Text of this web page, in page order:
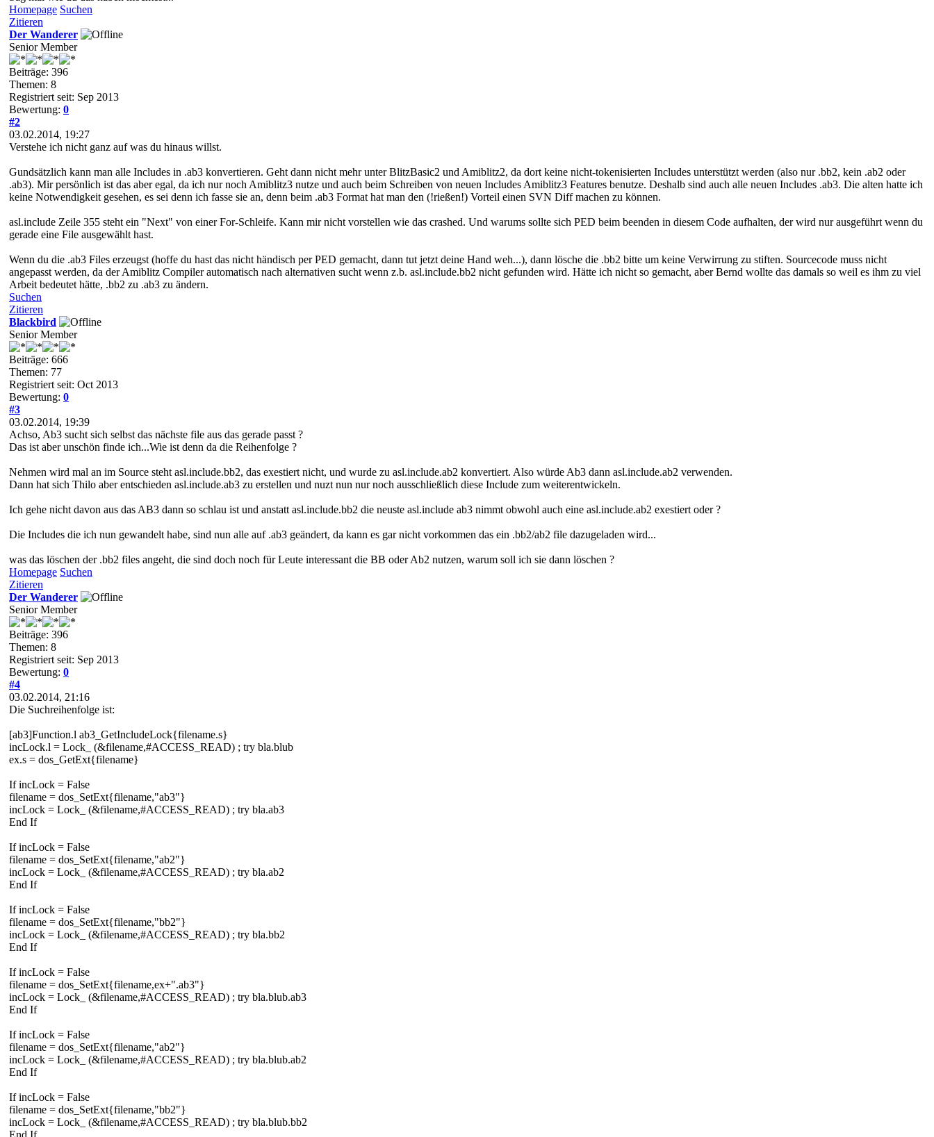
Homepage Suchen
Zitieren
Der Wanderer
Senior Member
Beiträge: 396
Themen: 8
Registriert seit: Sep 2013
Bewertung: 0
#2
03.02.2014, 19:27
Verstehe ich nicht ganz auf was du hinaus willst.
Gundsätzlich kann man alle Includes in .ab3 konvertieren. Geht dann nicht mehr unter BlitzBasic2 und Amiblitz2, da dort keine nicht-tokenisierten Includes unterstützt werden (also nur .bb2, kein .ab2 oder
.ab3). Mir persönlich ist das aber egal, da ich nur noch Amiblitz3 nutze und auch beim Schreiben von neuen Includes Amiblitz3 Features benutze. Deshalb sind auch alle neuen Includes .ab3. Die alten hatte ich
keine Notwendigkeit gesehen, es sei denn ich fasse sie an, denn beim .ab3 Format hat man den (!rießen!) Vorteil einen SVN Diff machen zu können.
asl.include Zeile 355 steht ein "Next" von einer For-Schleife. Kann mir nicht vorstellen wie das crashed. Und warums sollte sich PED beim beenden in diesem Code aufhalten, der wird nur ausgeführt wenn du
gerade eine File ausgewählt hast.
Wenn du die .ab3 Files erzeugst (hoffe du hast das nicht händisch per PED gemacht, dann tut jetzt deine Hand weh...), dann lösche die .bb2 bitte um keine Verwirrung zu stiften. Sourcecode muss nicht
angepasst werden, da der Amiblitz Compiler automatisch nach alternativen sucht wenn z.b. asl.include.bb2 nicht gefunden wird. Hätte ich nicht so gemacht, aber Bernd wollte das damals so weil es ihm zu viel
Arbeit bedeutet hätte, .bb2 zu .ab3 zu ändern.
Suchen
Zitieren
Blackbird
Senior Member
Beiträge: 666
Themen: 77
Registriert seit: Oct 2013
Bewertung: 0
#3
03.02.2014, 19:39
Achso, Ab3 sucht sich selbst das nächste file aus das gerade passt ?
Das ist aber unschön finde ich...Wie ist denn da die Reihenfolge ?
Nehmen wird mal an im Source steht asl.include.bb2, das exestiert nicht, und wurde zu asl.include.ab2 konvertiert. Also würde Ab3 dann asl.include.ab2 verwenden.
Dann hat sich Thilo aber entschieden asl.include.ab3 zu erstellen und nuzt nun nur noch ausschließlich diese Include zum weiterentwickeln.
Ich gehe nicht davon aus das AB3 dann so schlau ist und anstatt asl.include.bb2 die neuste asl.include ab3 nimmt obwohl auch eine asl.include.ab2 exestiert oder ?
Die Includes die ich nun gewandelt habe, sind nun alle auf .ab3 geändert, da kann es gar nicht vorkommen das ein .bb2/ab2 file dazugeladen wird...
was das löschen der .bb2 files angeht, die sind doch noch für Leute interessant die BB oder Ab2 nutzen, warum soll ich sie dann löschen ?
Homepage Suchen
Zitieren
Der Wanderer
Senior Member
Beiträge: 396
Themen: 8
Registriert seit: Sep 2013
Bewertung: 0
#4
03.02.2014, 21:16
Die Suchreihenfolge ist:
[ab3]Function.l ab3_GetIncludeLock{filename.s}
incLock.l = Lock_ (&filename,#ACCESS_READ) ; try bla.blub
ex.s = dos_GetExt{filename}
If incLock = False
filename = dos_SetExt{filename,"ab3"}
incLock = Lock_ (&filename,#ACCESS_READ) ; try bla.ab3
End If
If incLock = False
filename = dos_SetExt{filename,"ab2"}
incLock = Lock_ (&filename,#ACCESS_READ) ; try bla.ab2
End If
If incLock = False
filename = dos_SetExt{filename,"bb2"}
incLock = Lock_ (&filename,#ACCESS_READ) ; try bla.bb2
End If
If incLock = False
filename = dos_SetExt{filename,ex+".ab3"}
incLock = Lock_ (&filename,#ACCESS_READ) ; try bla.blub.ab3
End If
If incLock = False
filename = dos_SetExt{filename,"ab2"}
incLock = Lock_ (&filename,#ACCESS_READ) ; try bla.blub.ab2
End If
If incLock = False
filename = dos_SetExt{filename,"bb2"}
incLock = Lock_ (&filename,#ACCESS_READ) ; try bla.blub.bb2
End If